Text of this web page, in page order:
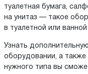
туалетная бумага,
на унитаз — такое
в туалетной или
Узнать
оборудовании, а
нужного типа вы